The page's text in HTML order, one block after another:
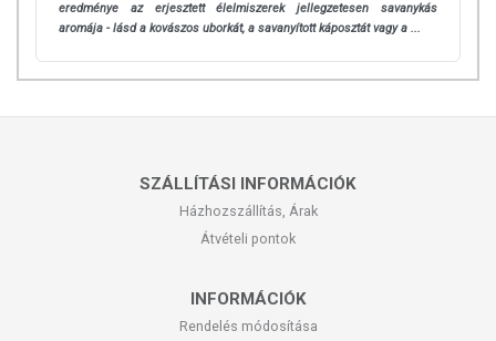
eredménye az erjesztett élelmiszerek jellegzetesen savanykás
aromája - lásd a kovászos uborkát, a savanyított káposztát vagy a ...
SZÁLLÍTÁSI INFORMÁCIÓK
Házhozszállítás, Árak
Átvételi pontok
INFORMÁCIÓK
Rendelés módosítása